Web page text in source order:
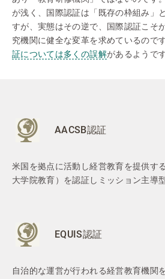
が浅く、国際認証は「既存の枠組み」
すが、実態はその逆で、国際認証こそ
究機関に健全な変革を求めているので
証については多くの誤解があるようです
AACSB認証
米国を拠点に活動し経営教育を提供す
大学院教育）を認証しミッション主導
EQUIS認証
自治的な運営が行われる経営教育機関